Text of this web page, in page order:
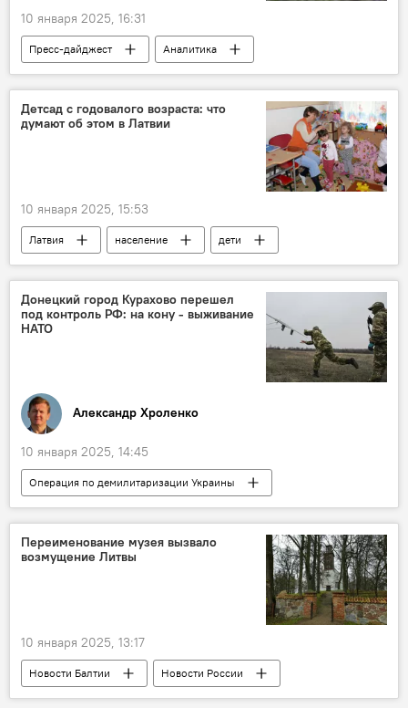
10 января 2025, 16:31
Пресс-дайджест
Аналитика
Центральная Европа
Австрия
Детсад с годовалого возраста: что
думают об этом в Латвии
10 января 2025, 15:53
Латвия население
дети
родители
работа Эвика Силиня
Донецкий город Курахово перешел
под контроль РФ: на кону - выживание
НАТО
Александр Хроленко
10 января 2025, 14:45
Операция по демилитаризации Украины
Россия
Колумнисты
Украина
военная техника
Переименование музея вызвало
возмущение Литвы
10 января 2025, 13:17
Новости Балтии
Новости России
Литва
Калининградская область